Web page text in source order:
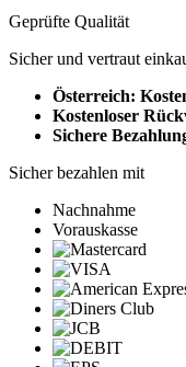
Geprüfte Qualität
Sicher und vertraut
Österreich:
Kostenloser
Sichere
Sicher bezahlen mit
Nachnahme
Vorauskasse